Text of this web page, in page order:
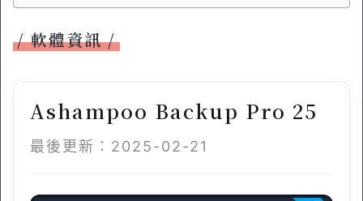
軟體資訊
Ashampoo Backup Pro 25
最後更新：2025-02-21